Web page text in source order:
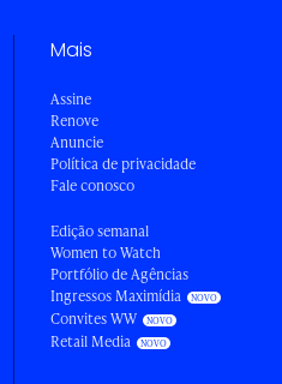
Mais
Assine
Renove
Anuncie
Política de privacidade
Fale conosco
Edição semanal
Women to Watch
Portfólio de Agências
Ingressos Maximídia
Convites WW
Retail Media